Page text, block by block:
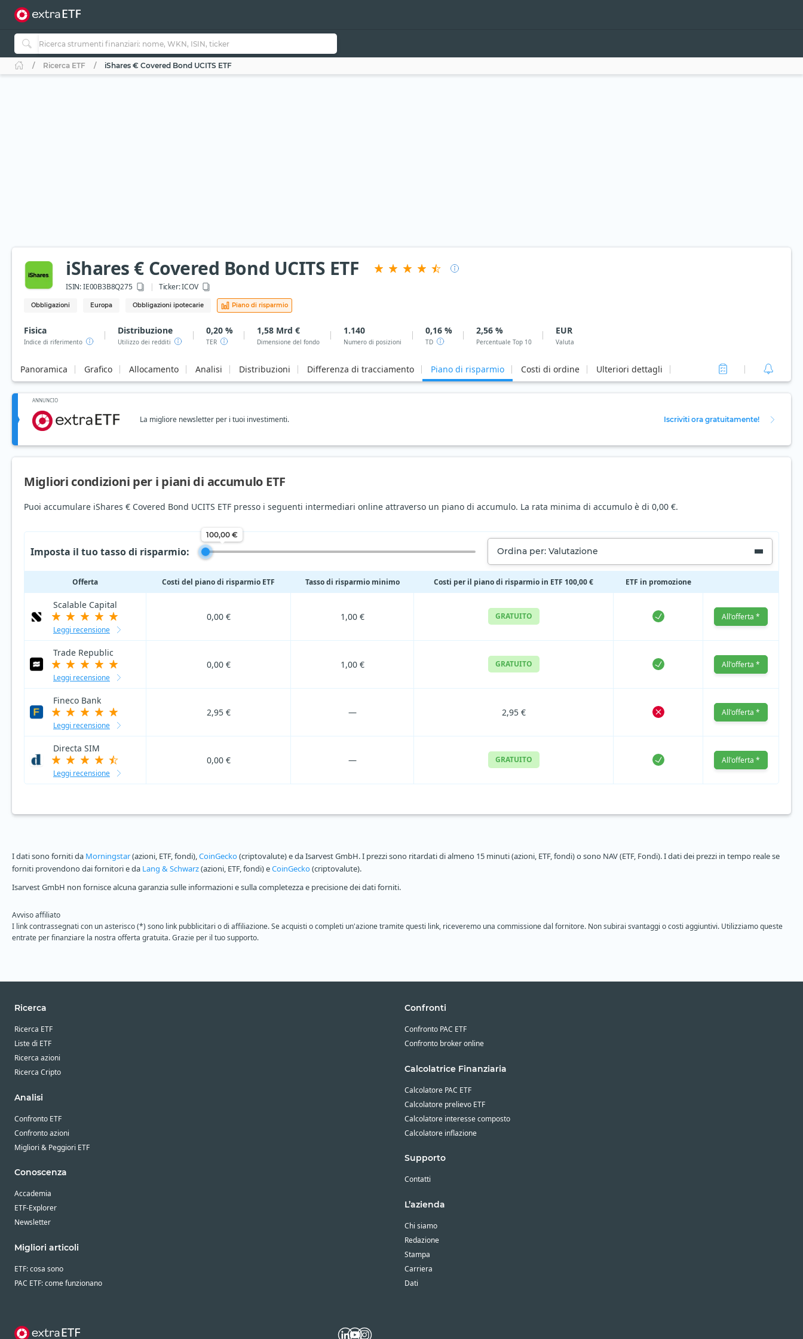
Ricerca ETF iShares € Covered Bond UCITS ETF
iShares € Covered Bond UCITS ETF
ISIN:IE00B3B8Q275 Ticker:ICOV
Obbligazioni Europa Obbligazioni ipotecarie Piano di risparmio
Fisica
Indice di riferimento
Distribuzione
Utilizzo dei redditi
0,20 %
TER
1,58 Mrd €
Dimensione del fondo
1.140
Numero di posizioni
0,16 %
TD
2,56 %
Percentuale Top 10
EUR
Valuta
Panoramica Grafico Allocamento Analisi Distribuzioni Differenza di tracciamento Piano di risparmio Costi di ordine Ulteriori dettagli
ANNUNCIO
La migliore newsletter per i tuoi investimenti. Iscriviti ora gratuitamente!
Migliori condizioni per i piani di accumulo ETF
Puoi accumulare iShares € Covered Bond UCITS ETF presso i seguenti intermediari online attraverso un piano di accumulo. La rata minima di accumulo è di 0,00 €.
Imposta il tuo tasso di risparmio:
100,00 €
Ordina per: Valutazione
Offerta Costi del piano di risparmio ETF Tasso di risparmio minimo Costi per il piano di risparmio in ETF 100,00 € ETF in promozione
Scalable Capital
Leggi recensione
0,00 € 1,00 € GRATUITO All'offerta *
Trade Republic
Leggi recensione
0,00 € 1,00 € GRATUITO All'offerta *
Fineco Bank
Leggi recensione
2,95 € — 2,95 € All'offerta *
Directa SIM
Leggi recensione
0,00 € — GRATUITO All'offerta *
I dati sono forniti da Morningstar(azioni, ETF, fondi),CoinGecko(criptovalute) e da Isarvest GmbH. I prezzi sono ritardati di almeno 15 minuti (azioni, ETF, fondi) o sono NAV (ETF, Fondi). I dati dei prezzi in tempo reale se
forniti provendono dai fornitori e da Lang & Schwarz(azioni, ETF, fondi) eCoinGecko(criptovalute).
Isarvest GmbH non fornisce alcuna garanzia sulle informazioni e sulla completezza e precisione dei dati forniti.
Avviso affiliato
I link contrassegnati con un asterisco (*) sono link pubblicitari o di affiliazione. Se acquisti o completi un'azione tramite questi link, riceveremo una commissione dal fornitore. Non subirai svantaggi o costi aggiuntivi. Utilizziamo queste
entrate per finanziare la nostra offerta gratuita. Grazie per il tuo supporto.
Ricerca
Ricerca ETF
Liste di ETF
Ricerca azioni
Ricerca Cripto
Analisi
Confronto ETF
Confronto azioni
Migliori & Peggiori ETF
Conoscenza
Accademia
ETF-Explorer
Newsletter
Migliori articoli
ETF: cosa sono
PAC ETF: come funzionano
Confronti
Confronto PAC ETF
Confronto broker online
Calcolatrice Finanziaria
Calcolatore PAC ETF
Calcolatore prelievo ETF
Calcolatore interesse composto
Calcolatore inflazione
Supporto
Contatti
L’azienda
Chi siamo
Redazione
Stampa
Carriera
Dati